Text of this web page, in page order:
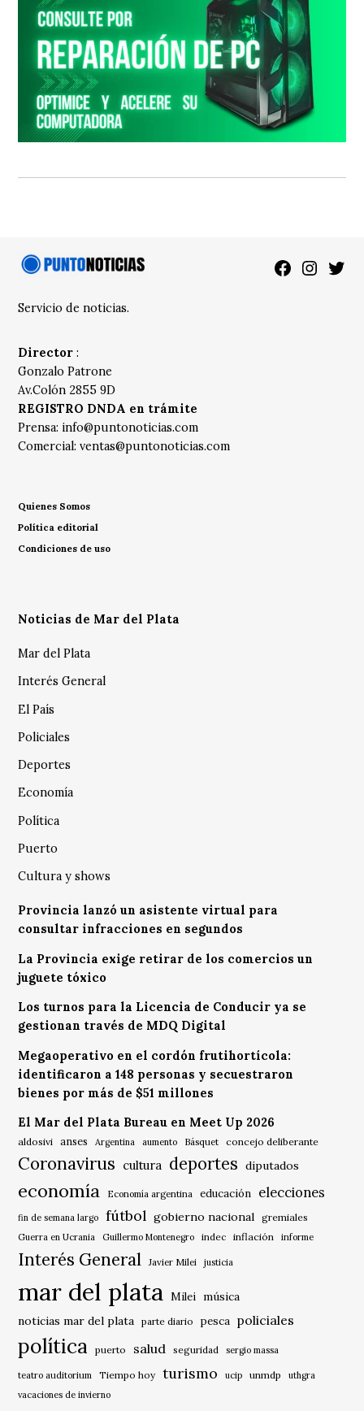
Facebook
Servicio de noticias.
Director :
Gonzalo Patrone
Av.Colón 2855 9D
REGISTRO DNDA en trámite
Prensa: info@puntonoticias.com
Comercial:ventas@puntonoticias.com
Quienes Somos
Política editorial
Condiciones de uso
Noticias de Mar del Plata
Mar del Plata
Interés General
El País
Policiales
Deportes
Economía
Política
Puerto
Cultura y shows
Provincia lanzó un asistente virtual para
consultar infracciones en segundos
La Provincia exige retirar de los comercios un
juguete tóxico
Los turnos para la Licencia de Conducir ya se
gestionan través de MDQ Digital
Megaoperativo en el cordón frutihortícola:
identificaron a 148 personas y secuestraron
bienes por más de $51 millones
El Mar del Plata Bureau en Meet Up 2026
aldosivi anses Argentina aumento Básquet concejo deliberante
Coronavirus cultura deportes diputados
economía Economía argentina educación elecciones
fin de semana largo fútbol gobierno nacional gremiales
Guerra en Ucrania Guillermo Montenegro indec inflación informe
Interés General Javier Milei justicia
mar del plata Milei música
noticias mar del plata
parte diario pesca policiales
política puerto salud seguridad sergio massa
teatro auditorium Tiempo hoy turismo ucip unmdp
uthgra
vacaciones de invierno